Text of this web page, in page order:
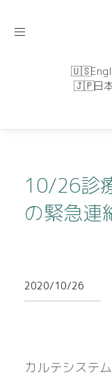
Toggle
日
10/26診
の緊急連
2020/10/26
カルテシステ